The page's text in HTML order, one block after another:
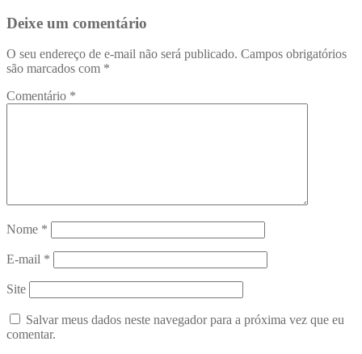
Deixe um comentário
O seu endereço de e-mail não será publicado. Campos obrigatórios
são marcados com *
Comentário *
Nome *
E-mail *
Site
Salvar meus dados neste navegador para a próxima vez que eu
comentar.